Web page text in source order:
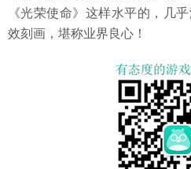
《光荣使命》这样水平的，几
效刻画，堪称业界良心！